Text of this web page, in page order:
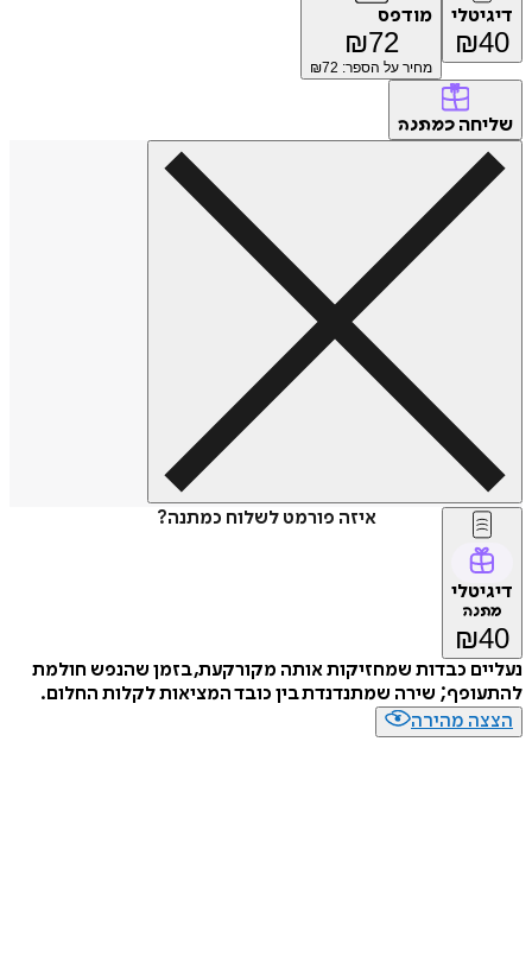
דיגיטלי
₪40
מודפס
₪72
מחיר על הספר: ₪ 72
שליחה כמתנה
איזה פורמט לשלוח כמתנה?
דיגיטלי
מתנה
₪40
נעליים כבדות שמחזיקות אותה מקורקעת, בזמן שהנפש חולמת
להתעופף; שירה שמתנדנדת בין כובד המציאות לקלות החלום.
הצצה מהירה